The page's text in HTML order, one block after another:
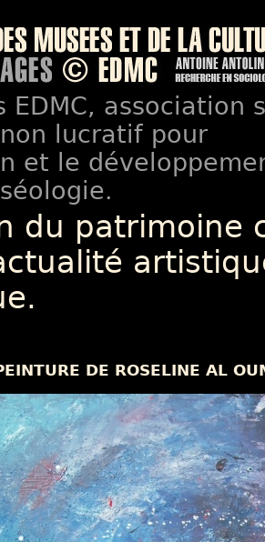
EDMC, association
lucratif pour
et le
du patrimoine
DE ROSELINE AL